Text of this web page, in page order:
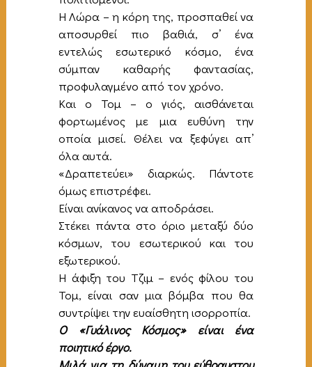
Η Λώρα – η κόρη της, προσπαθεί να
αποσυρθεί πιο βαθιά, σ’ ένα
εντελώς εσωτερικό κόσμο, ένα
σύμπαν καθαρής φαντασίας,
προφυλαγμένο από τον χρόνο.
Και ο Τομ – ο γιός, αισθάνεται
φορτωμένος με μια ευθύνη την
οποία μισεί. Θέλει να ξεφύγει απ’
όλα αυτά.
«Δραπετεύει» διαρκώς. Πάντοτε
όμως επιστρέφει.
Είναι ανίκανος να αποδράσει.
Στέκει πάντα στο όριο μεταξύ δύο
κόσμων, του εσωτερικού και του
εξωτερικού.
Η άφιξη του Τζιμ – ενός φίλου του
Τομ, είναι σαν μια βόμβα που θα
συντρίψει την ευαίσθητη ισορροπία.
Ο «Γυάλινος Κόσμος» είναι ένα
ποιητικό έργο.